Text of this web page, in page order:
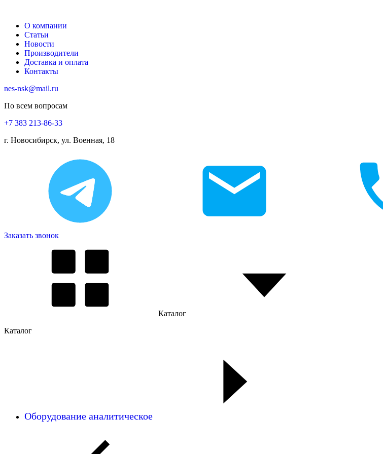
О компании
Статьи
Новости
Производители
Доставка и оплата
Контакты
nes-nsk@mail.ru
По всем вопросам
+7 383 213-86-33
г. Новосибирск, ул. Военная, 18
Заказать звонок
Каталог
Каталог
Оборудование аналитическое